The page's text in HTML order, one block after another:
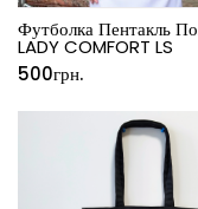
Футболка Пентакль
LADY COMFORT LS
500грн.